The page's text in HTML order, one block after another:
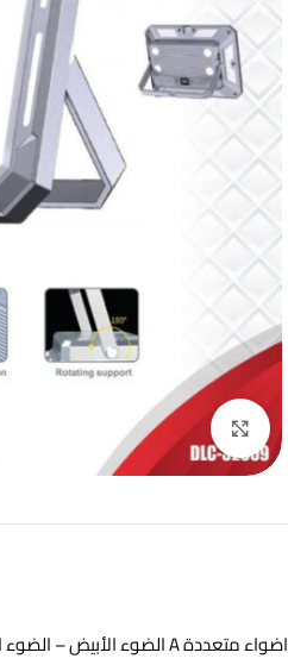
Click to enlarge
اضواء متعددة A الضوء الأبيض – الضوء الأصفر – ضوء مدمج اصفر / ابيض